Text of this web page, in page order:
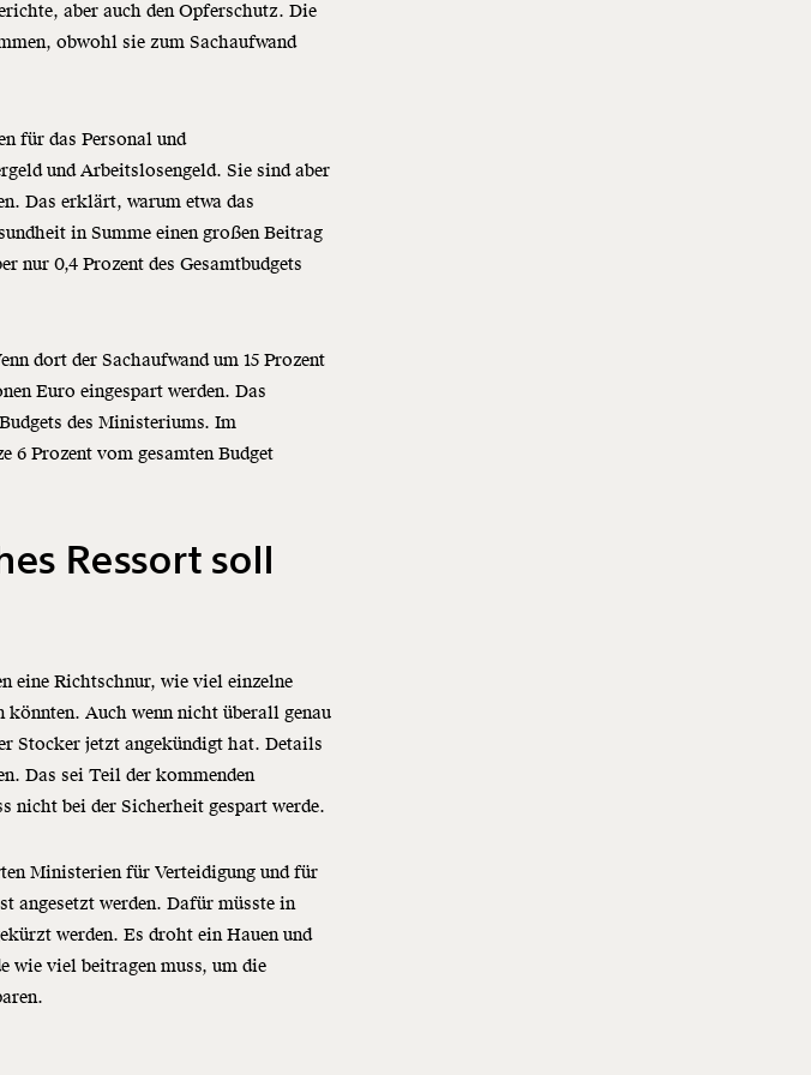
aber auch den Opferschutz. Die
obwohl sie zum Sachaufwand
für das Personal und
und Arbeitslosengeld. Sie sind aber
Das erklärt, warum etwa das
in Summe einen großen Beitrag
nur 0,4 Prozent des Gesamtbudgets
dort der Sachaufwand um 15 Prozent
Euro eingespart werden. Das
des Ministeriums. Im
6 Prozent vom gesamten Budget
Ressort soll
eine Richtschnur, wie viel einzelne
Auch wenn nicht überall genau
Stocker jetzt angekündigt hat. Details
Das sei Teil der kommenden
nicht bei der Sicherheit gespart werde.
Ministerien für Verteidigung und für
angesetzt werden. Dafür müsste in
werden. Es droht ein Hauen und
wie viel beitragen muss, um die